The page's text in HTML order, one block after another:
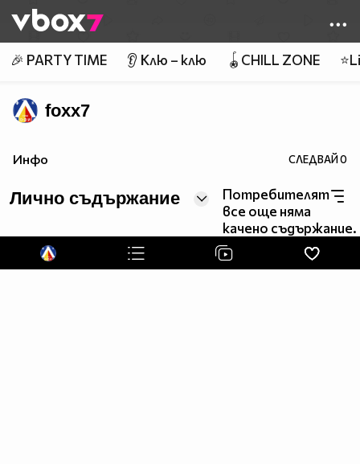
👾
🎉 PARTY TIME 👂 Клю – клю 🪀CHILL ZONE
foxx7
Инфо СЛЕДВАЙ0
Лично съдържание
Потребителят
все още няма
качено съдържание.